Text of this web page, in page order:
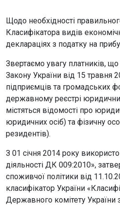
Щодо необхідності
Класифікатора видів
деклараціях з податку на
Звертаємо увагу платників, що
Закону України від 15 травня
підприємців та громадських
державному реєстрі
містяться відомості про
юридичних осіб) та фізичну
резидентів).
З 01 січня 2014 року
діяльності ДК 009:2010»,
споживчої політики від
класифікатор України
Державного комітету України